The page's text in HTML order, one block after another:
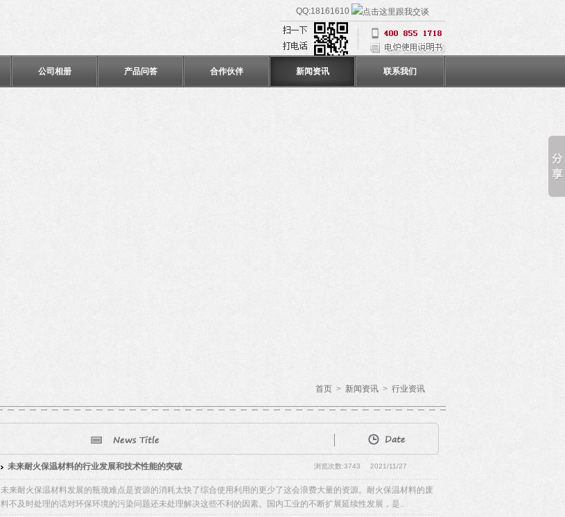
QQ:18161610
公司相册 产品问答 合作伙伴 新闻资讯 联系我们
首页 > 新闻资讯 > 行业资讯
2021/11/27
浏览次数:3743
未来耐火保温材料的行业发展和技术性能的突破
未来耐火保温材料发展的瓶颈难点是资源的消耗太快了综合使用利用的更少了这会浪费大量的资源。耐火保温材料的废
料不及时处理的话对环保环境的污染问题还未处理解决这些不利的因素。国内工业的不断扩展延续性发展，是..